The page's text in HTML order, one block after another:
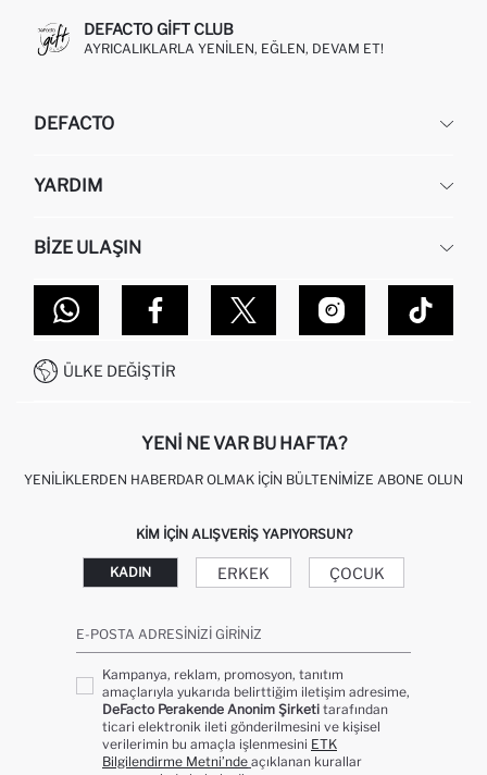
DEFACTO GIFT CLUB
AYRICALIKLARLA YENILEN, EĞLEN, DEVAM ET!
DEFACTO
HAKKIMIZDA
KURUMSAL SATIŞ
DEFACTO TEKNOLOJI
SITEMAP
YARDIM
SIPARIŞIMI NASIL TAKIP EDERIM?
NASIL İADE EDERIM?
GIFT CLUB SIKÇA SORULAN SORULAR
İŞLEM REHBERI
KAMPANYALAR
BIZE ULAŞIN
MAĞAZALARIMIZ
İLETIŞIM FORMU
0850 333 22 86
ÜLKE DEĞIŞTIR
YENI NE VAR BU HAFTA?
YENILIKLERDEN HABERDAR OLMAK İÇIN BÜLTENIMIZE ABONE OLUN
KIM IÇIN ALIŞVERIŞ YAPIYORSUN?
KADIN ERKEK ÇOCUK
E-POSTA ADRESINIZI GIRINIZ
Kampanya, reklam, promosyon, tanıtım
amaçlarıyla yukarıda belirttiğim iletişim adresime,
DeFacto Perakende Anonim Şirketi tarafından
ticari elektronik ileti gönderilmesini ve kişisel
verilerimin bu amaçla işlenmesini ETK
Bilgilendirme Metni’nde açıklanan kurallar